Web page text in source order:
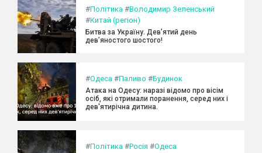
#Політика #Володимир Зеленський
#Китай (регіон)
Битва за Україну. Дев’ятий день
дев’яностого шостого!
#Одеса #Паливо #Будинок
Атака на Одесу: наразі відомо про вісім
осіб, які отримали поранення, серед них і
дев'ятирічна дитина.
#Політика #Росія #Одеса